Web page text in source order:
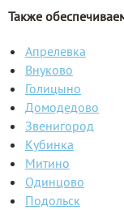
Также
Апрелевка
Внуково
Голицыно
Домодедово
Звенигород
Кубинка
Митино
Одинцово
Подольск